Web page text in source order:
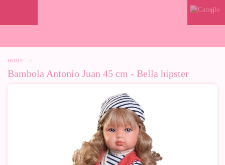
0
HOME >
Bambola Antonio Juan 45 cm - Bella hipster